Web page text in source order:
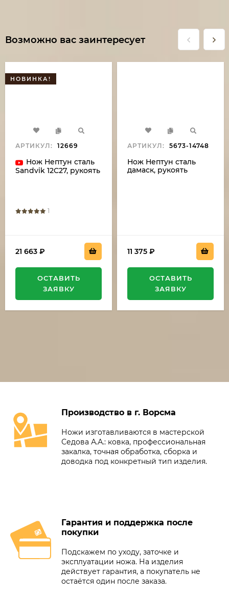
Возможно вас заинтересует
НОВИНКА!
АРТИКУЛ: 12669
Нож Нептун сталь
Sandvik 12C27, рукоять
1
21 663 ₽
ОСТАВИТЬ
ЗАЯВКУ
АРТИКУЛ: 5673-14748
Нож Нептун сталь
дамаск, рукоять
11 375 ₽
ОСТАВИТЬ
ЗАЯВКУ
Производство в г. Ворсма
Ножи изготавливаются в мастерской
Седова А.А.: ковка, профессиональная
закалка, точная обработка, сборка и
доводка под конкретный тип изделия.
Гарантия и поддержка после
покупки
Подскажем по уходу, заточке и
эксплуатации ножа. На изделия
действует гарантия, а покупатель не
остаётся один после заказа.